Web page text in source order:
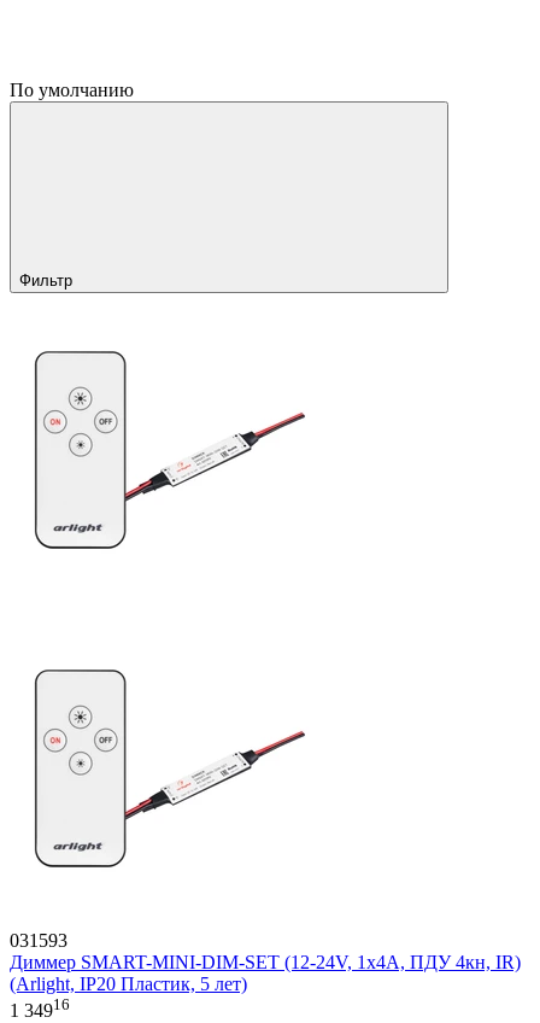
По умолчанию
Фильтр
031593
Диммер SMART-MINI-DIM-SET (12-24V, 1x4A, ПДУ 4кн, IR)
(Arlight, IP20 Пластик, 5 лет)
1 34916